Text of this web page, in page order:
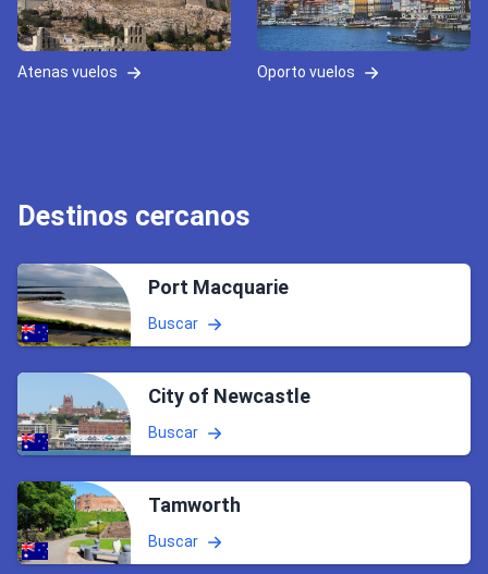
Atenas vuelos Oporto vuelos
Destinos cercanos
Port Macquarie
Buscar
City of Newcastle
Buscar
Tamworth
Buscar